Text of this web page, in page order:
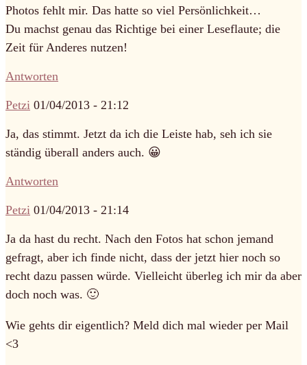
Photos fehlt mir. Das hatte so viel Persönlichkeit…
Du machst genau das Richtige bei einer Leseflaute; die
Zeit für Anderes nutzen!
Antworten
Petzi 01/04/2013 - 21:12
Ja, das stimmt. Jetzt da ich die Leiste hab, seh ich sie
ständig überall anders auch. 😀
Antworten
Petzi 01/04/2013 - 21:14
Ja da hast du recht. Nach den Fotos hat schon jemand
gefragt, aber ich finde nicht, dass der jetzt hier noch so
recht dazu passen würde. Vielleicht überleg ich mir da aber
doch noch was. 🙂
Wie gehts dir eigentlich? Meld dich mal wieder per Mail
<3